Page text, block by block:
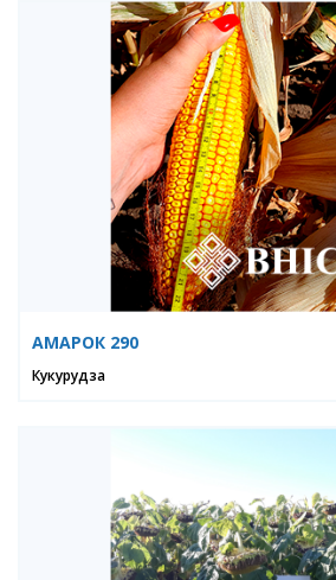
АМАРОК 290
Кукурудза